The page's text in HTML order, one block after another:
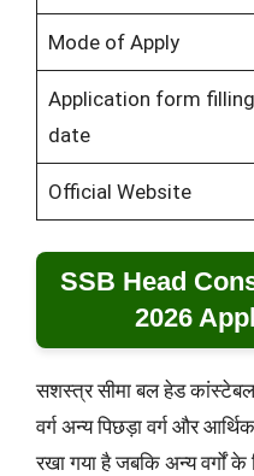
Mode of Apply
Application form filling
date
Official Website
SSB Head
2026
सशस्त्र सीमा बल हेड
वर्ग अन्य पिछड़ा वर्ग और
रखा गया है जबकि अन्य वर्गों